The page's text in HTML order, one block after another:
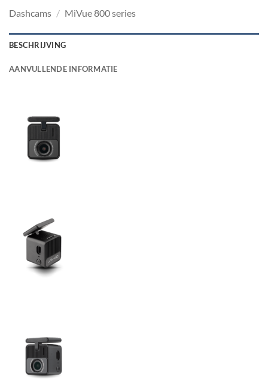
Dashcams / MiVue 800 series
BESCHRIJVING
AANVULLENDE INFORMATIE